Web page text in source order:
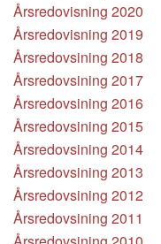
Årsredovisning 2020
Årsredovisning 2019
Årsredovsining 2018
Årsredovsining 2017
Årsredovsining 2016
Årsredovsining 2015
Årsredovsining 2014
Årsredovsining 2013
Årsredovsining 2012
Årsredovsining 2011